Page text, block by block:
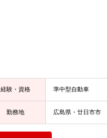
経験・資格 準中型自動車
勤務地 広島県・廿日市市